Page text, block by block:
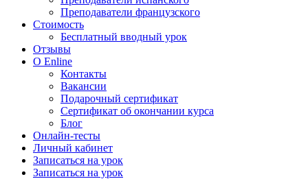
Преподаватели французского
Стоимость
Бесплатный вводный урок
Отзывы
О Enline
Контакты
Вакансии
Подарочный сертификат
Сертификат об окончании курса
Блог
Онлайн-тесты
Личный кабинет
Записаться на урок
Записаться на урок